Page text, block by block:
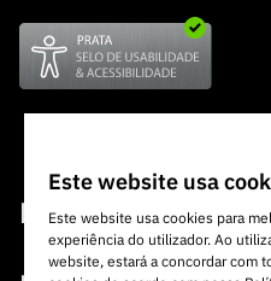
Financiamento
Programas de
Este website usa
Este website usa cookies para
experiência do utilizador. Ao
website, estará a concordar com